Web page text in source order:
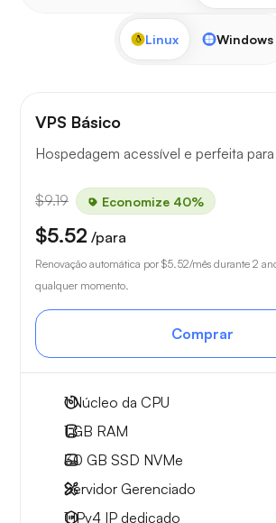
Linux Windows
VPS Básico
Hospedagem acessível e perfeita
$9.19 Economize 40%
$5.52 /para
Renovação automática por $5.52/mês durante 2
qualquer momento.
Comprar
1Núcleo da CPU
1 GB RAM
30 GB SSD NVMe
Servidor Gerenciado
1 IPv4 IP dedicado